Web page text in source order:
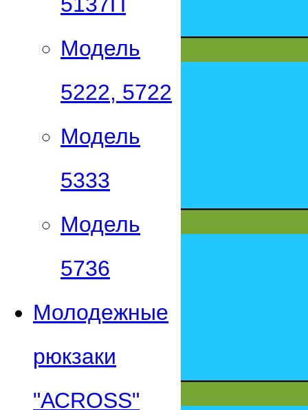
Модель
5222, 5722
Модель
5333
Модель
5736
Молодежные
рюкзаки
"АСROSS"